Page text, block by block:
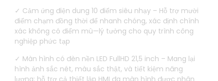
✓ Cảm ứng điện dung 10 điểm siêu nhạy – Hỗ trợ mười
điểm chạm đồng thời để nhanh chóng, xác định chính
xác không có điểm mù—lý tưởng cho quy trình công
nghiệp phức tạp
✓ Màn hình có đèn nền LED FullHD 21,5 inch – Mang lại
hình ảnh sắc nét, màu sắc thật, và tiết kiệm năng
lượng; hỗ trợ cả thiết lập HMI đa màn hình được nhân